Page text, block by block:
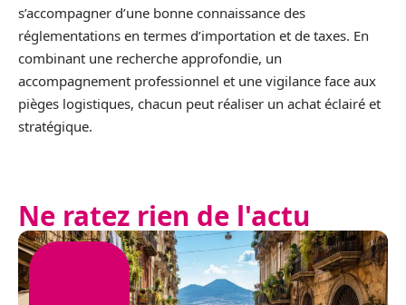
s’accompagner d’une bonne connaissance des
réglementations en termes d’importation et de taxes. En
combinant une recherche approfondie, un
accompagnement professionnel et une vigilance face aux
pièges logistiques, chacun peut réaliser un achat éclairé et
stratégique.
Ne ratez rien de l'actu